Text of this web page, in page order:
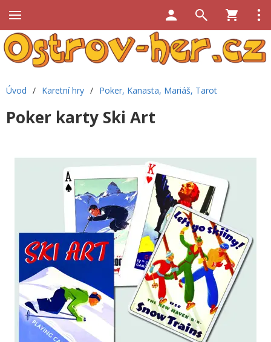
Úvod / Karetní hry / Poker, Kanasta, Mariáš, Tarot
Poker karty Ski Art